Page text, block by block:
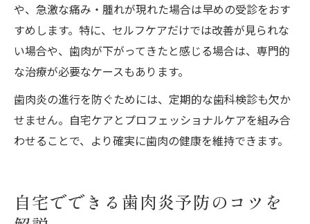
や、急激な痛み・腫れが現れた場合は早めの受診をおす
すめします。特に、セルフケアだけでは改善が見られな
い場合や、歯肉が下がってきたと感じる場合は、専門的
な治療が必要なケースもあります。
歯肉炎の進行を防ぐためには、定期的な歯科検診も欠か
せません。自宅ケアとプロフェッショナルケアを組み合
わせることで、より確実に歯肉の健康を維持できます。
自宅でできる歯肉炎予防のコツを